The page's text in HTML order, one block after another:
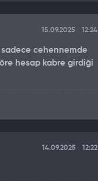
15.09.2025 12:24
sadece cehennemde
hesap kabre girdiği
14.09.2025 12:22